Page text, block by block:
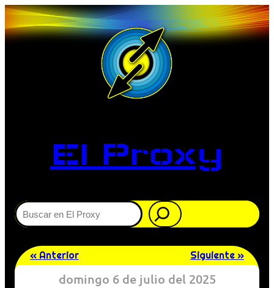
El Proxy
Buscar
« Anterior Siguiente »
domingo 6 de julio del 2025